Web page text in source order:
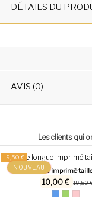
DÉTAILS DU
AVIS (0)
Les clients qui
-9,50 €
NOUVEAU
Robe longue imprimé
10,00 € 19,50